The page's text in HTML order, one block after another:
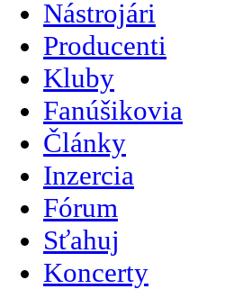
Nástrojári
Producenti
Kluby
Fanúšikovia
Články
Inzercia
Fórum
Sťahuj
Koncerty